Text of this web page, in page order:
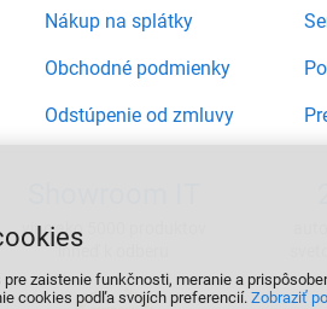
Nákup na splátky
Obchodné podmienky
Odstúpenie od zmluvy
viac ako 5000 produktov
ihneď k odberu
zaistenie funkčnosti, meranie a
cookies podľa svojích preferencií.Zobraziť